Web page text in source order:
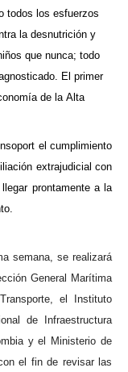
todos los esfuerzos
la desnutrición y
que nunca; todo
El primer
de la Alta
el cumplimiento
extrajudicial con
prontamente a la
semana, se realizará
General Marítima
el Instituto
de Infraestructura
y el Ministerio de
el fin de revisar las